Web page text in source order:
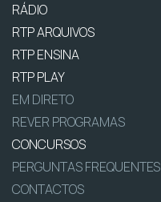
RÁDIO
RTP ARQUIVOS
RTP ENSINA
RTP PLAY
EM DIRETO
REVER PROGRAMAS
CONCURSOS
PERGUNTAS FREQUENTES
CONTACTOS